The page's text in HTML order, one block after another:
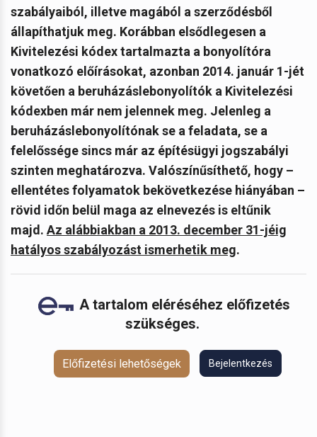
szabályaiból, illetve magából a szerződésből
állapíthatjuk meg. Korábban elsődlegesen a
Kivitelezési kódex tartalmazta a bonyolítóra
vonatkozó előírásokat, azonban 2014. január 1-jét
követően a beruházáslebonyolítók a Kivitelezési
kódexben már nem jelennek meg. Jelenleg a
beruházáslebonyolítónak se a feladata, se a
felelőssége sincs már az építésügyi jogszabályi
szinten meghatározva. Valószínűsíthető, hogy –
ellentétes folyamatok bekövetkezése hiányában –
rövid időn belül maga az elnevezés is eltűnik
majd. Az alábbiakban a 2013. december 31-jéig
hatályos szabályozást ismerhetik meg.
A tartalom eléréséhez előfizetés
szükséges.
Előfizetési lehetőségek Bejelentkezés